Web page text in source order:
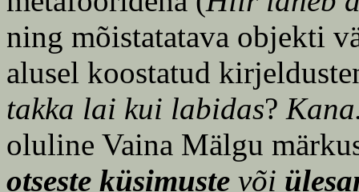
ning mõistatatava objekti
alusel koostatud
takka lai kui labidas?
oluline Vaina Mälgu
otseste küsimuste või